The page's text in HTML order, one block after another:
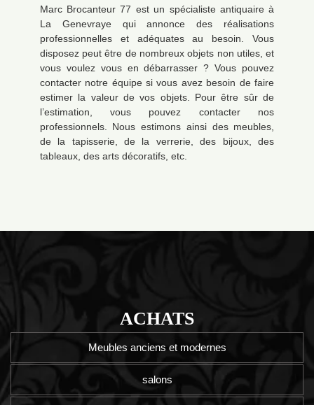
Marc Brocanteur 77 est un spécialiste antiquaire à
La Genevraye qui annonce des réalisations
professionnelles et adéquates au besoin. Vous
disposez peut être de nombreux objets non utiles, et
vous voulez vous en débarrasser ? Vous pouvez
contacter notre équipe si vous avez besoin de faire
estimer la valeur de vos objets. Pour être sûr de
l’estimation, vous pouvez contacter nos
professionnels. Nous estimons ainsi des meubles,
de la tapisserie, de la verrerie, des bijoux, des
tableaux, des arts décoratifs, etc.
ACHATS
Meubles anciens et modernes
salons